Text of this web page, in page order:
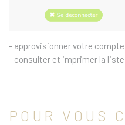
- approvisionner votre compte
- consulter et imprimer la
POUR VOUS